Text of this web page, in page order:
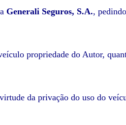
Generali Seguros, S.A.,
propriedade do Autor,
da privação do uso do